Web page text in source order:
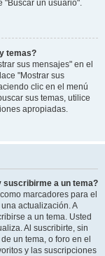
"Buscar un usuario".
temas?
sus mensajes" en el
"Mostrar sus
clic en el menú
sus temas, utilice
apropiadas.
suscribirme a un tema?
marcadores para el
actualización. A
a un tema. Usted
Al suscribirte, sin
un tema, o foro en el
y las suscripciones